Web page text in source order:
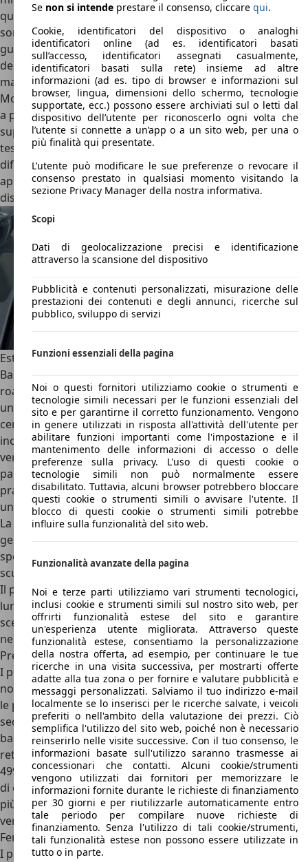
quello per tutti i giorni, che attraverso l’elettronica rende
sorniona la Ferrari Monza, a quello per la pista, riservato ai
guidatori esperti. Dietro il volante, ancorate al piantone
dello sterzo, ci sono le grandi palette per cambiare marcia
manualmente. Concludendo con gli interni di Ferrari
Monza, i materiali sono ottimi, tra fibra di carbonio e pelle
a profusione, mentre i sedili regolabili offrono il giusto
supporto e la giusta quantità di spazio, soprattutto per la
testa visto che… non c’è il tetto. A voler proprio trovare un
difetto, i tanti tasti nel volante hanno bisogno di
apprendistato prima di essere “maneggiati” senza
distrazioni.
Esterni Ferrari Monza
Bassissima e larghissima, questa Ferrari è una delle
roadster più iconiche di sempre. Fuori il fascino retrò è
unico ed inconfondibile con una grandissima bocca che al
centro incastona l’iconico cavallino di Maranello
incorniciata da due fanali dall’aspetto futuristico. Ma la
vera particolarità di questa vettura è l’ assenza del
parabrezzae del tetto che sicuramente non la rendono
pratica ma al tempo stesso le conferiscono un fascino
unico con un richiamo alle vetture del passato.
La fiancata è imponente grazie ai cerchi di dimensioni
generose e ad una presa d’aria posizionata poco sotto gli
specchietti retrovisori ed ovviamente non può mancare lo
scudetto Ferrari sul profilo laterale.
Il posteriore è dominato da fanali LED che si estendono
lungo tutta la fiancata mentre più in basso dominano la
scena quattro enormi scarichi che si inglobano
nell’estrattore.
Prezzi Ferrari Monza
I prezzi di Ferrari Monza SP1 ed SP2 non sono stati resi
noti al pubblico dalla Casa di Maranello . Sicuramente, però,
le prime due creazioni della serie Icona, sarà stato stellare:
secondo i ben informati, infatti, Ferrari ha richiesto una
base di partenza di 1,6 milioni di euro per le sue sportive
retrò. Usiamo il passato perché Ferrari ha venduto tutti e
499 gli esemplari prodotti in tiratura limitata ancor prima
di essere prodotti. In più, come da tradizione per le vetture
più esclusive del Cavallino, le Ferrari Monza sono state
vendute esclusivamente a clienti selezionati dalla stessa
Ferrari tramite criteri molto rigidi e stringenti.
I prezzi di Ferrari Monza SP1 ed SP2, però, non si fermano
Se non si intende prestare il consenso, cliccare qui.
Cookie, identificatori del dispositivo o analoghi
identificatori online (ad es. identificatori basati
sull’accesso, identificatori assegnati casualmente,
identificatori basati sulla rete) insieme ad altre
informazioni (ad es. tipo di browser e informazioni sul
browser, lingua, dimensioni dello schermo, tecnologie
supportate, ecc.) possono essere archiviati sul o letti dal
dispositivo dell’utente per riconoscerlo ogni volta che
l’utente si connette a un’app o a un sito web, per una o
più finalità qui presentate.
L’utente può modificare le sue preferenze o revocare il
consenso prestato in qualsiasi momento visitando la
sezione Privacy Manager della nostra informativa.
Scopi
Dati di geolocalizzazione precisi e identificazione
attraverso la scansione del dispositivo
Pubblicità e contenuti personalizzati, misurazione delle
prestazioni dei contenuti e degli annunci, ricerche sul
pubblico, sviluppo di servizi
Funzioni essenziali della pagina
Noi o questi fornitori utilizziamo cookie o strumenti e
tecnologie simili necessari per le funzioni essenziali del
sito e per garantirne il corretto funzionamento. Vengono
in genere utilizzati in risposta all'attività dell'utente per
abilitare funzioni importanti come l'impostazione e il
mantenimento delle informazioni di accesso o delle
preferenze sulla privacy. L'uso di questi cookie o
tecnologie simili non può normalmente essere
disabilitato. Tuttavia, alcuni browser potrebbero bloccare
questi cookie o strumenti simili o avvisare l'utente. Il
blocco di questi cookie o strumenti simili potrebbe
influire sulla funzionalità del sito web.
Funzionalità avanzate della pagina
Noi e terze parti utilizziamo vari strumenti tecnologici,
inclusi cookie e strumenti simili sul nostro sito web, per
offrirti funzionalità estese del sito e garantire
un'esperienza utente migliorata. Attraverso queste
funzionalità estese, consentiamo la personalizzazione
della nostra offerta, ad esempio, per continuare le tue
ricerche in una visita successiva, per mostrarti offerte
adatte alla tua zona o per fornire e valutare pubblicità e
messaggi personalizzati. Salviamo il tuo indirizzo e-mail
localmente se lo inserisci per le ricerche salvate, i veicoli
preferiti o nell'ambito della valutazione dei prezzi. Ciò
semplifica l'utilizzo del sito web, poiché non è necessario
reinserirlo nelle visite successive. Con il tuo consenso, le
informazioni basate sull'utilizzo saranno trasmesse ai
concessionari che contatti. Alcuni cookie/strumenti
vengono utilizzati dai fornitori per memorizzare le
informazioni fornite durante le richieste di finanziamento
per 30 giorni e per riutilizzarle automaticamente entro
tale periodo per compilare nuove richieste di
finanziamento. Senza l'utilizzo di tali cookie/strumenti,
tali funzionalità estese non possono essere utilizzate in
tutto o in parte.